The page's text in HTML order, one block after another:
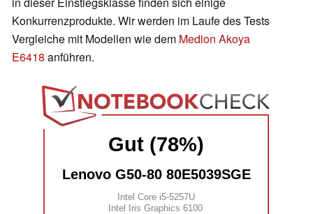
Konkurrenzprodukte. Wir werden im Laufe des Tests
Vergleiche mit Modellen wie dem Medion Akoya
E6418 anführen.
Gut (78%)
Lenovo G50-80 80E5039SGE
Intel Core i5-5257U
Intel Iris Graphics 6100